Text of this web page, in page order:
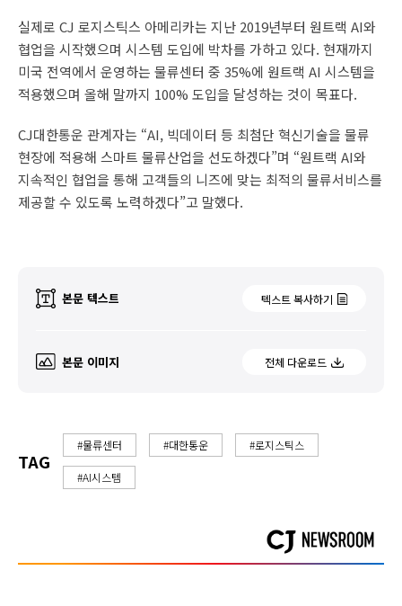
실제로 CJ 로지스틱스 아메리카는 지난 2019년부터 원트랙 AI와
협업을 시작했으며 시스템 도입에 박차를 가하고 있다. 현재까지
미국 전역에서 운영하는 물류센터 중 35%에 원트랙 AI 시스템을
적용했으며 올해 말까지 100% 도입을 달성하는 것이 목표다.
CJ대한통운 관계자는 “AI, 빅데이터 등 최첨단 혁신기술을 물류
현장에 적용해 스마트 물류산업을 선도하겠다”며 “원트랙 AI와
지속적인 협업을 통해 고객들의 니즈에 맞는 최적의 물류서비스를
제공할 수 있도록 노력하겠다”고 말했다.
본문 텍스트 텍스트 복사하기
본문 이미지 전체 다운로드
TAG
#물류센터 #대한통운 #로지스틱스
#AI시스템